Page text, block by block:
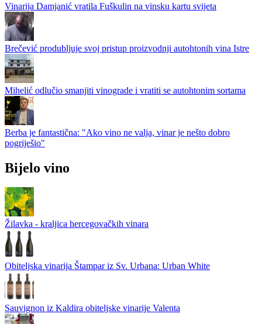
Vinarija Damjanić vratila Fuškulin na vinsku kartu svijeta
Brečević produbljuje svoj pristup proizvodnji autohtonih vina Istre
Mihelić odlučio smanjiti vinograde i vratiti se autohtonim sortama
Berba je fantastična: "Ako vino ne valja, vinar je nešto dobro
pogriješio"
Bijelo vino
Žilavka - kraljica hercegovačkih vinara
Obiteljska vinarija Štampar iz Sv. Urbana: Urban White
Sauvignon iz Kaldira obiteljske vinarije Valenta